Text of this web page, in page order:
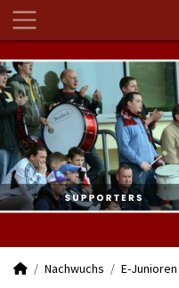
Nachwuchs E-Junioren